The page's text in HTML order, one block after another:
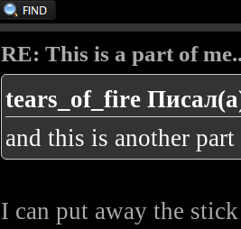
RE: This is a part of
tears_of_fire
and this is another
I can put away the